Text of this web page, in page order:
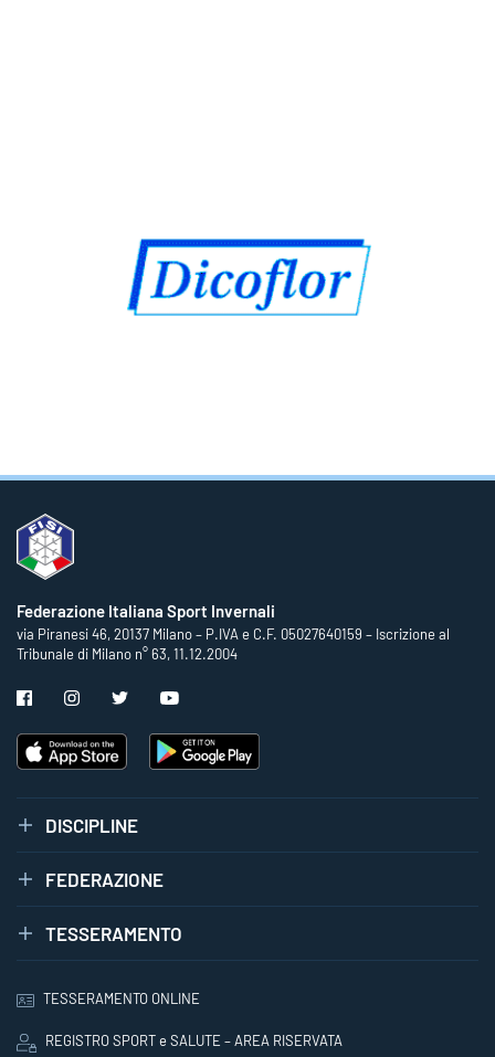
Federazione Italiana Sport Invernali
via Piranesi 46, 20137 Milano – P.IVA e C.F. 05027640159 – Iscrizione al
Tribunale di Milano n° 63, 11.12.2004
DISCIPLINE
FEDERAZIONE
TESSERAMENTO
TESSERAMENTO ONLINE
REGISTRO SPORT e SALUTE – AREA RISERVATA